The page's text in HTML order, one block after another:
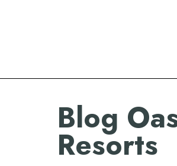
Blog
Resorts